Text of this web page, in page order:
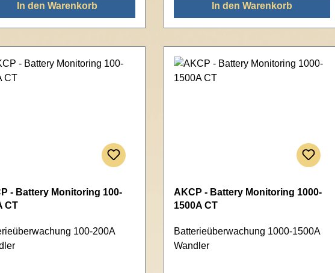
In den Warenkorb In den Warenkorb
- Battery Monitoring 100-
CT
100-200A
AKCP - Battery Monitoring 1000-
1500A CT
Batterieüberwachung 1000-1500A
Wandler